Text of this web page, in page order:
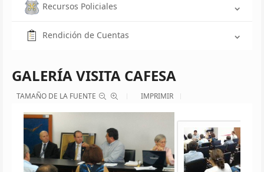
Recursos Policiales
Rendición de Cuentas
GALERÍA VISITA CAFESA
TAMAÑO DE LA FUENTE IMPRIMIR